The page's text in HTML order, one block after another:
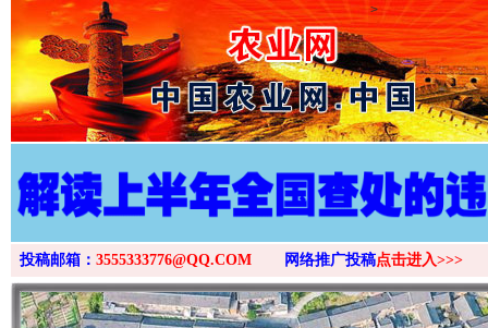
>
投稿邮箱： 3555333776@QQ.COM 网络推广投稿点击进入>>>